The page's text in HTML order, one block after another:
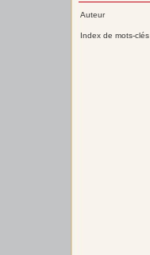
Auteur
Index de mots-clés